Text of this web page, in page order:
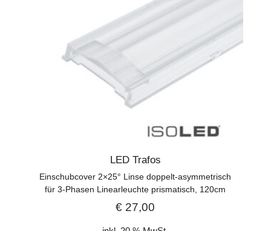
LED Trafos
Einschubcover 2×25° Linse doppelt-asymmetrisch
für 3-Phasen Linearleuchte prismatisch, 120cm
€ 27,00